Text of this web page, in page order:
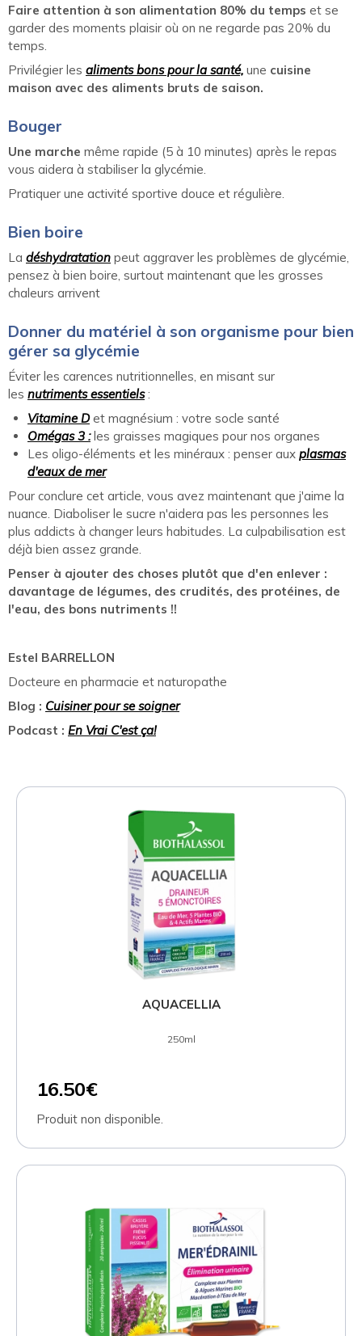
Faire attention à son alimentation 80% du temps et se
garder des moments plaisir où on ne regarde pas 20% du
temps.
Privilégier les aliments bons pour la santé, une cuisine
maison avec des aliments bruts de saison.
Bouger
Une marche même rapide (5 à 10 minutes) après le repas
vous aidera à stabiliser la glycémie.
Pratiquer une activité sportive douce et régulière.
Bien boire
La déshydratation peut aggraver les problèmes de glycémie,
pensez à bien boire, surtout maintenant que les grosses
chaleurs arrivent
Donner du matériel à son organisme pour bien
gérer sa glycémie
Éviter les carences nutritionnelles, en misant sur
les nutriments essentiels:
Vitamine Det magnésium : votre socle santé
Omégas 3 :les graisses magiques pour nos organes
Les oligo-éléments et les minéraux : penser aux plasmas
d'eaux de mer
Pour conclure cet article, vous avez maintenant que j'aime la
nuance. Diaboliser le sucre n'aidera pas les personnes les
plus addicts à changer leurs habitudes. La culpabilisation est
déjà bien assez grande.
Penser à ajouter des choses plutôt que d'en enlever :
davantage de légumes, des crudités, des protéines, de
l'eau, des bons nutriments !!
Estel BARRELLON
Docteure en pharmacie et naturopathe
Blog : Cuisiner pour se soigner
Podcast : En Vrai C'est ça!
AQUACELLIA
250ml
16.50€
Produit non disponible.